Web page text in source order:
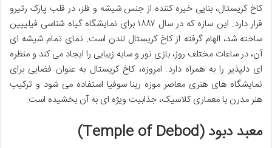
کاخ کریستال، بنایی خیره کننده از جنس شیشه و فلز، در قلب پارک رتیرو
قرار دارد. این سازه که در سال ۱۸۸۷ برای نمایشگاه گیاه شناسی فیلیپین
ساخته شد، الهام گرفته از کاخ کریستال لندن است. نمای تمام شیشه ای
آن، در ساعات مختلف روز، بازی نور و سایه زیبایی را ایجاد می کند و منظره
ای دلپذیر را به همراه دارد. امروزه، کاخ کریستال به عنوان فضایی برای
نمایشگاه های هنری معاصر موزه رینا سوفیا استفاده می شود و ترکیب
هنر مدرن با معماری کلاسیک، جذابیت ویژه ای به آن بخشیده است.
معبد دبود (Temple of Debod)